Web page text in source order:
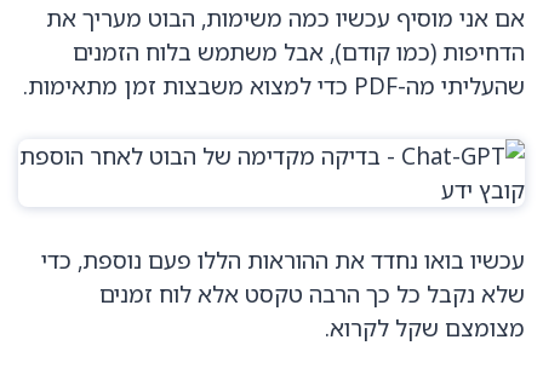
אם אני מוסיף עכשיו כמה משימות, הבוט מעריך את
הדחיפות (כמו קודם), אבל משתמש בלוח הזמנים
שהעליתי מה-PDF כדי למצוא משבצות זמן מתאימות.
עכשיו בואו נחדד את ההוראות הללו פעם נוספת, כדי
שלא נקבל כל כך הרבה טקסט אלא לוח זמנים
מצומצם שקל לקרוא.